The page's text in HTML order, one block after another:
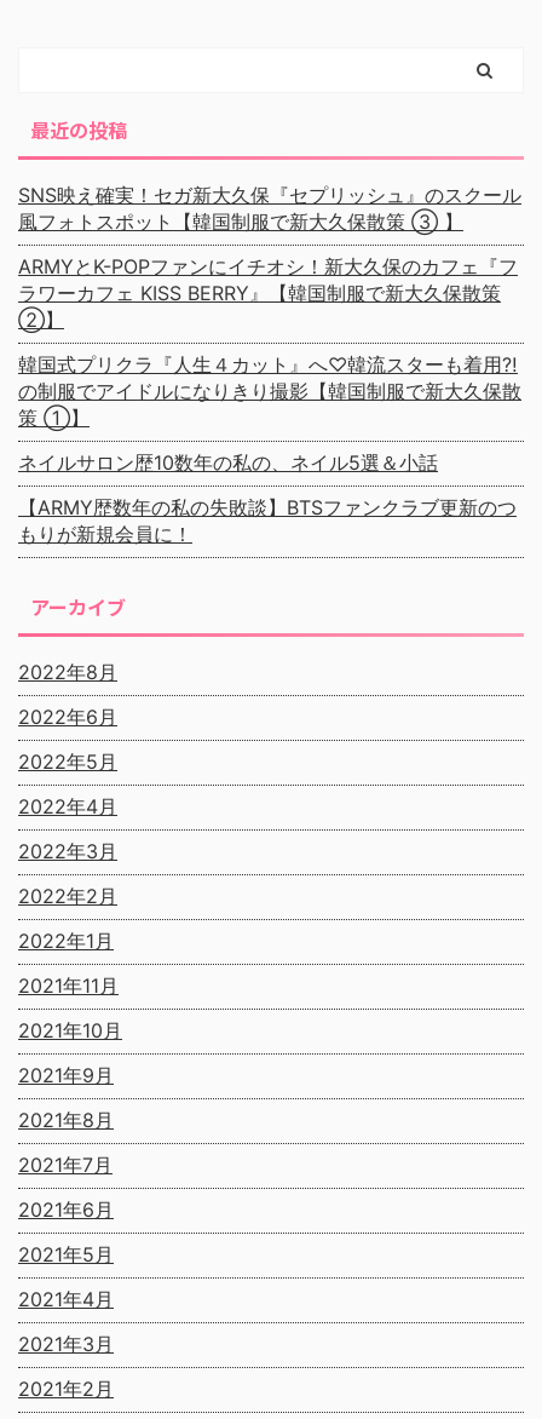
最近の投稿
SNS映え確実！セガ新大久保『セプリッシュ』のスクール
風フォトスポット【韓国制服で新大久保散策 ③ 】
ARMYとK-POPファンにイチオシ！新大久保のカフェ『フ
ラワーカフェ KISS BERRY』【韓国制服で新大久保散策
②】
韓国式プリクラ『人生４カット』へ♡韓流スターも着用⁈
の制服でアイドルになりきり撮影【韓国制服で新大久保散
策 ①】
ネイルサロン歴10数年の私の、ネイル5選＆小話
【ARMY歴数年の私の失敗談】BTSファンクラブ更新のつ
もりが新規会員に！
アーカイブ
2022年8月
2022年6月
2022年5月
2022年4月
2022年3月
2022年2月
2022年1月
2021年11月
2021年10月
2021年9月
2021年8月
2021年7月
2021年6月
2021年5月
2021年4月
2021年3月
2021年2月